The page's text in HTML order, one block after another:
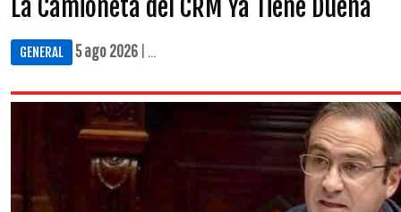
La Camioneta del CRM Ya Tiene Dueña
GENERAL 5 ago 2026 | ...